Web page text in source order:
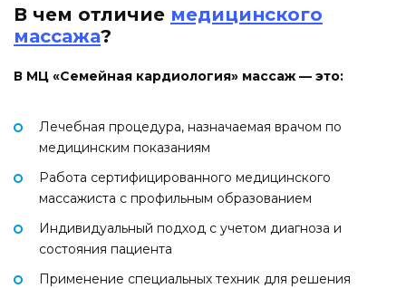
В чем отличие медицинского
массажа?
В МЦ «Семейная кардиология» массаж — это:
Лечебная процедура, назначаемая врачом по
медицинским показаниям
Работа сертифицированного медицинского
массажиста с профильным образованием
Индивидуальный подход с учетом диагноза и
состояния пациента
Применение специальных техник для решения